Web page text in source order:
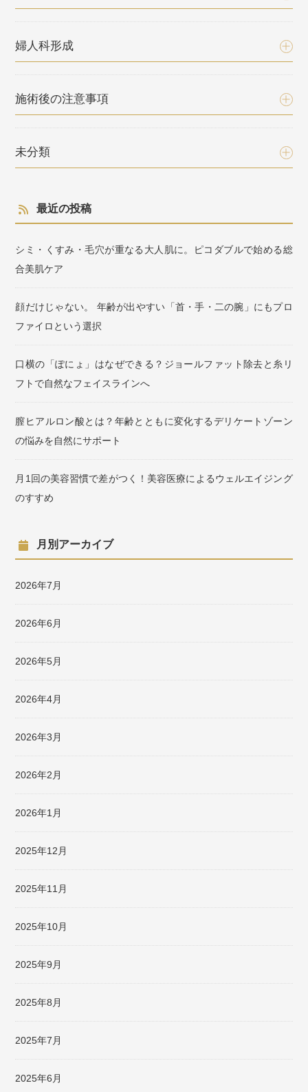
婦人科形成
施術後の注意事項
未分類
最近の投稿
シミ・くすみ・毛穴が重なる大人肌に。ピコダブルで始める総
合美肌ケア
顔だけじゃない。 年齢が出やすい「首・手・二の腕」にもプロ
ファイロという選択
口横の「ぽにょ」はなぜできる？ジョールファット除去と糸リ
フトで自然なフェイスラインへ
膣ヒアルロン酸とは？年齢とともに変化するデリケートゾーン
の悩みを自然にサポート
月1回の美容習慣で差がつく！美容医療によるウェルエイジング
のすすめ
月別アーカイブ
2026年7月
2026年6月
2026年5月
2026年4月
2026年3月
2026年2月
2026年1月
2025年12月
2025年11月
2025年10月
2025年9月
2025年8月
2025年7月
2025年6月